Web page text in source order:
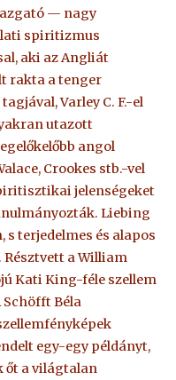
— nagy
spiritizmus
aki az Angliát
rakta a tenger
Varley C. F.-el
utazott
angol
Crookes stb.-vel
jelenségeket
Liebing
terjedelmes és alapos
a William
Kati King-féle szellem
Béla
egy-egy példányt,
őt a világtalan